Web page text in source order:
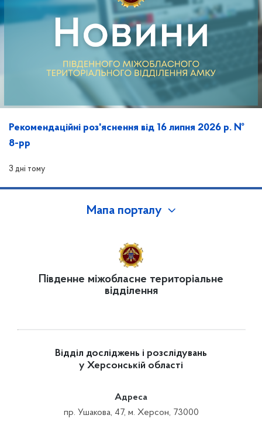
Рекомендаційні роз'яснення від 16 липня 2026 р. №
8-рр
3 дні тому
Мапа порталу
Південне міжобласне територіальне
відділення
Відділ досліджень і розслідувань
у Херсонській області
Адреса
пр. Ушакова, 47, м. Херсон, 73000